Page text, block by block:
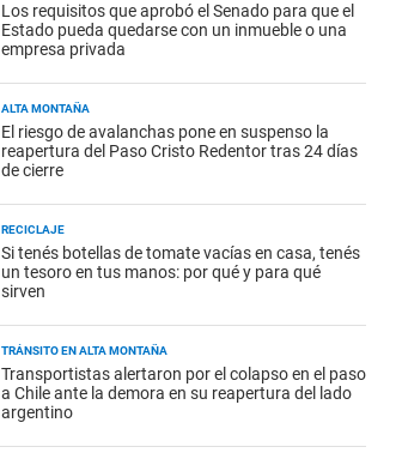
Los requisitos que aprobó el Senado para que el
Estado pueda quedarse con un inmueble o una
empresa privada
ALTA MONTAÑA
El riesgo de avalanchas pone en suspenso la
reapertura del Paso Cristo Redentor tras 24 días
de cierre
RECICLAJE
Si tenés botellas de tomate vacías en casa, tenés
un tesoro en tus manos: por qué y para qué
sirven
TRÁNSITO EN ALTA MONTAÑA
Transportistas alertaron por el colapso en el paso
a Chile ante la demora en su reapertura del lado
argentino